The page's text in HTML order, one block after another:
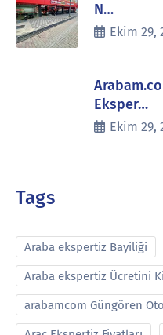
N…
Ekim 29,
Eksper…
Ekim 29,
Tags
Araba ekspertiz Bayiliği
Araba ekspertiz Ücretini
arabamcom Güngören